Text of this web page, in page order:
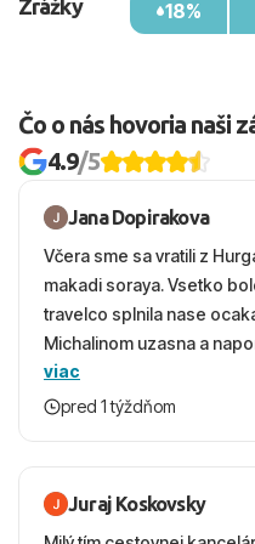
Zrážky
18%
Čo o nás hovoria naši
4.9/5
Jana Dopirakova
Včera sme sa vratili z
makadi soraya. Vsetko
travelco splnila nase
Michalinom uzasna a
vecernych hodinach zaco
krasny, cisty. Sluzby top.
viac
pred 1 týždňom
Juraj Koskovsky